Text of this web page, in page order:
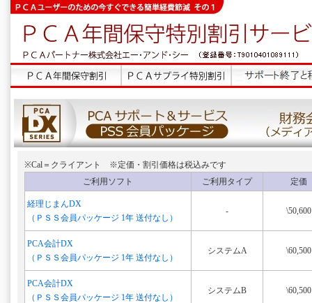
※Cal＝クライアント ※定価・割引価格は税込みです
ご利用ソフト
ご利用タイプ 定価
経理じまんDX
（ＰＳＳ会員パッケージ 1年 送付なし）
- \50,600
PCA会計DX
（ＰＳＳ会員パッケージ 1年 送付なし）
システムA \60,500
PCA会計DX
（ＰＳＳ会員パッケージ 1年 送付なし）
システムB \60,500